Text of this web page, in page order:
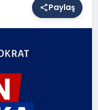
Paylaş